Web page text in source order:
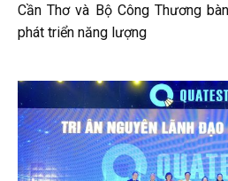
Cần Thơ và Bộ Công Thương
phát triển năng lượng